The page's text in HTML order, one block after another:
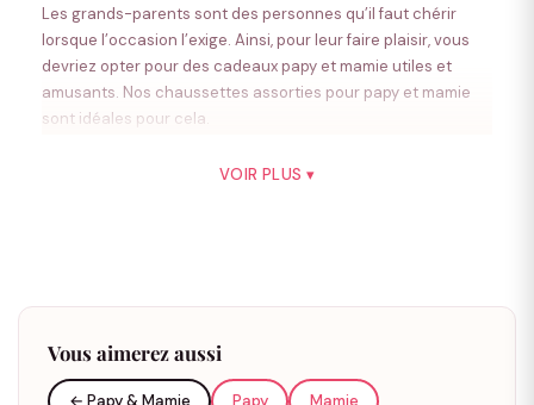
Les grands-parents sont des personnes qu’il faut chérir
lorsque l’occasion l’exige. Ainsi, pour leur faire plaisir, vous
devriez opter pour des cadeaux papy et mamie utiles et
amusants. Nos chaussettes assorties pour papy et mamie
sont idéales pour cela.
employées pour leurs conceptions n’ont pas été choisies
aléatoirement.
VOIR PLUS ▾
Vous aimerez aussi